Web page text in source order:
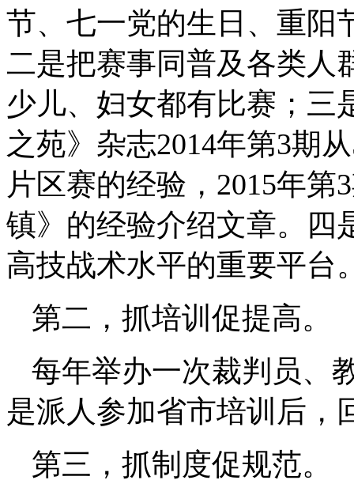
节、七一党的生日、重阳
二是把赛事同普及各类人
少儿、妇女都有比赛；三
之苑》杂志2014年第3期
片区赛的经验 ， 2015年第
镇》的经验介绍文章。 四
高技战术水平的重要平台
第二，抓培训促提高。
每年举办一次裁判员、
是派人参加省市培训后，
第三，抓制度促规范。